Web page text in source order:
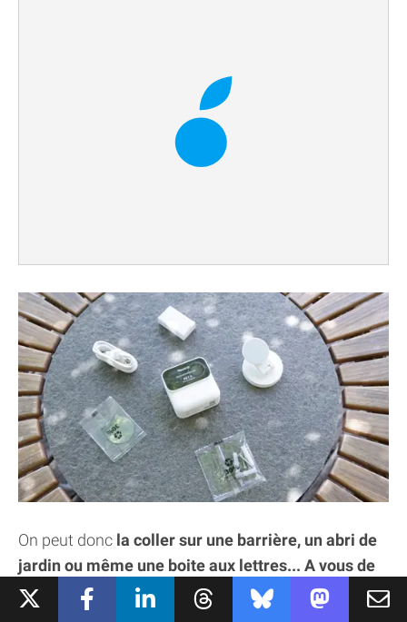
On peut donc la coller sur une barrière, un abri de
jardin ou même une boite aux lettres... A vous de
trouver l'emplacement idéal !
Il faut juste que la
surface soit suffisamment ferreuse pour que la